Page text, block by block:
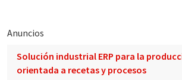
Anuncios
Solución industrial ERP para la
orientada a recetas y procesos